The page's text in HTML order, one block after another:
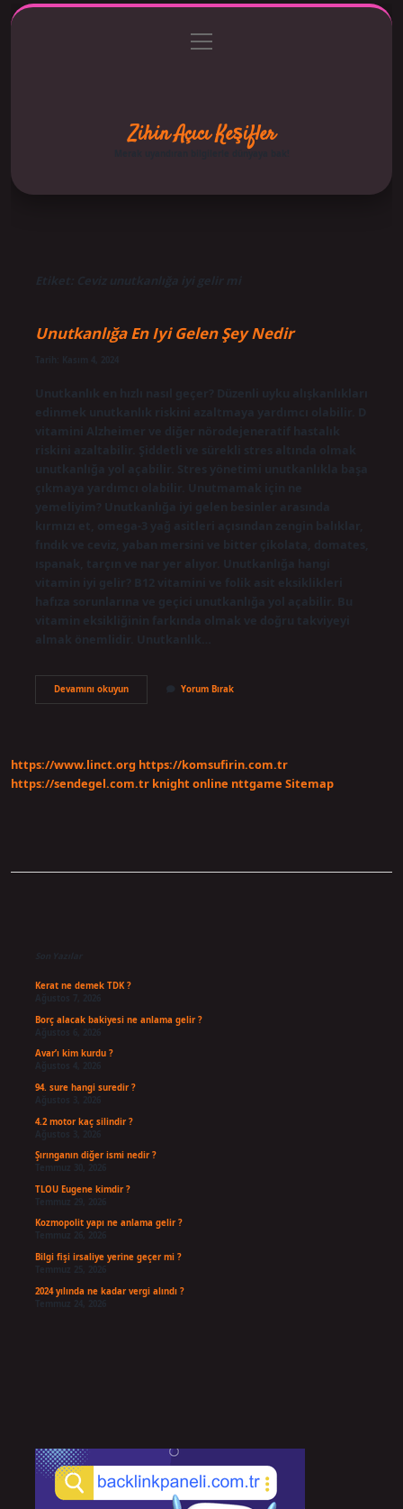
Gizlilik Politikası
menüyü
aç
Zihin Açıcı Keşifler
Merak uyandıran bilgilerle dünyaya bak!
Etiket: Ceviz unutkanlığa iyi gelir mi
Unutkanlığa En Iyi Gelen Şey Nedir
Unutkanlık en hızlı nasıl geçer? Düzenli uyku alışkanlıkları
edinmek unutkanlık riskini azaltmaya yardımcı olabilir. D
vitamini Alzheimer ve diğer nörodejeneratif hastalık
riskini azaltabilir. Şiddetli ve sürekli stres altında olmak
unutkanlığa yol açabilir. Stres yönetimi unutkanlıkla başa
çıkmaya yardımcı olabilir. Unutmamak için ne
yemeliyim? Unutkanlığa iyi gelen besinler arasında
kırmızı et, omega-3 yağ asitleri açısından zengin balıklar,
fındık ve ceviz, yaban mersini ve bitter çikolata, domates,
ıspanak, tarçın ve nar yer alıyor. Unutkanlığa hangi
vitamin iyi gelir? B12 vitamini ve folik asit eksiklikleri
hafıza sorunlarına ve geçici unutkanlığa yol açabilir. Bu
vitamin eksikliğinin farkında olmak ve doğru takviyeyi
almak önemlidir. Unutkanlık…
Devamını okuyunUnutkanlığa
En
Yorum Bırak
https://www.linct.org https://komsufirin.com.tr
https://sendegel.com.tr knight online nttgame Sitemap
Son Yazılar
Kerat ne demek TDK ?
Ağustos 7, 2026
Borç alacak bakiyesi ne anlama gelir ?
Ağustos 6, 2026
Avar’ı kim kurdu ?
Ağustos 4, 2026
94. sure hangi suredir ?
Ağustos 3, 2026
4.2 motor kaç silindir ?
Ağustos 3, 2026
Şırınganın diğer ismi nedir ?
TLOU Eugene kimdir ?
Temmuz 29, 2026
Kozmopolit yapı ne anlama gelir ?
Bilgi fişi irsaliye yerine geçer mi ?
Temmuz 25, 2026
2024 yılında ne kadar vergi alındı ?